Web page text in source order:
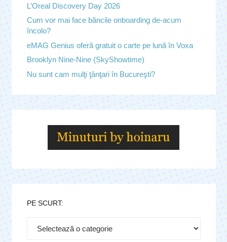
L’Oreal Discovery Day 2026
Cum vor mai face băncile onboarding de-acum
încolo?
eMAG Genius oferă gratuit o carte pe lună în Voxa
Brooklyn Nine-Nine (SkyShowtime)
Nu sunt cam mulţi ţânţari în Bucureşti?
PE SCURT: